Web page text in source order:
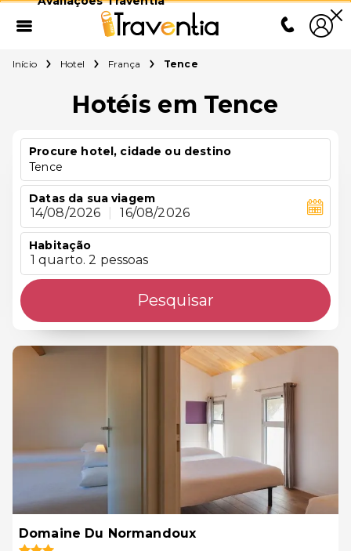
Início Hotel França Tence
Hotéis em Tence
Procure hotel, cidade ou destino
Tence
Datas da sua viagem
14/08/2026 16/08/2026
Habitação
1 quarto. 2 pessoas
Pesquisar
Domaine Du Normandoux